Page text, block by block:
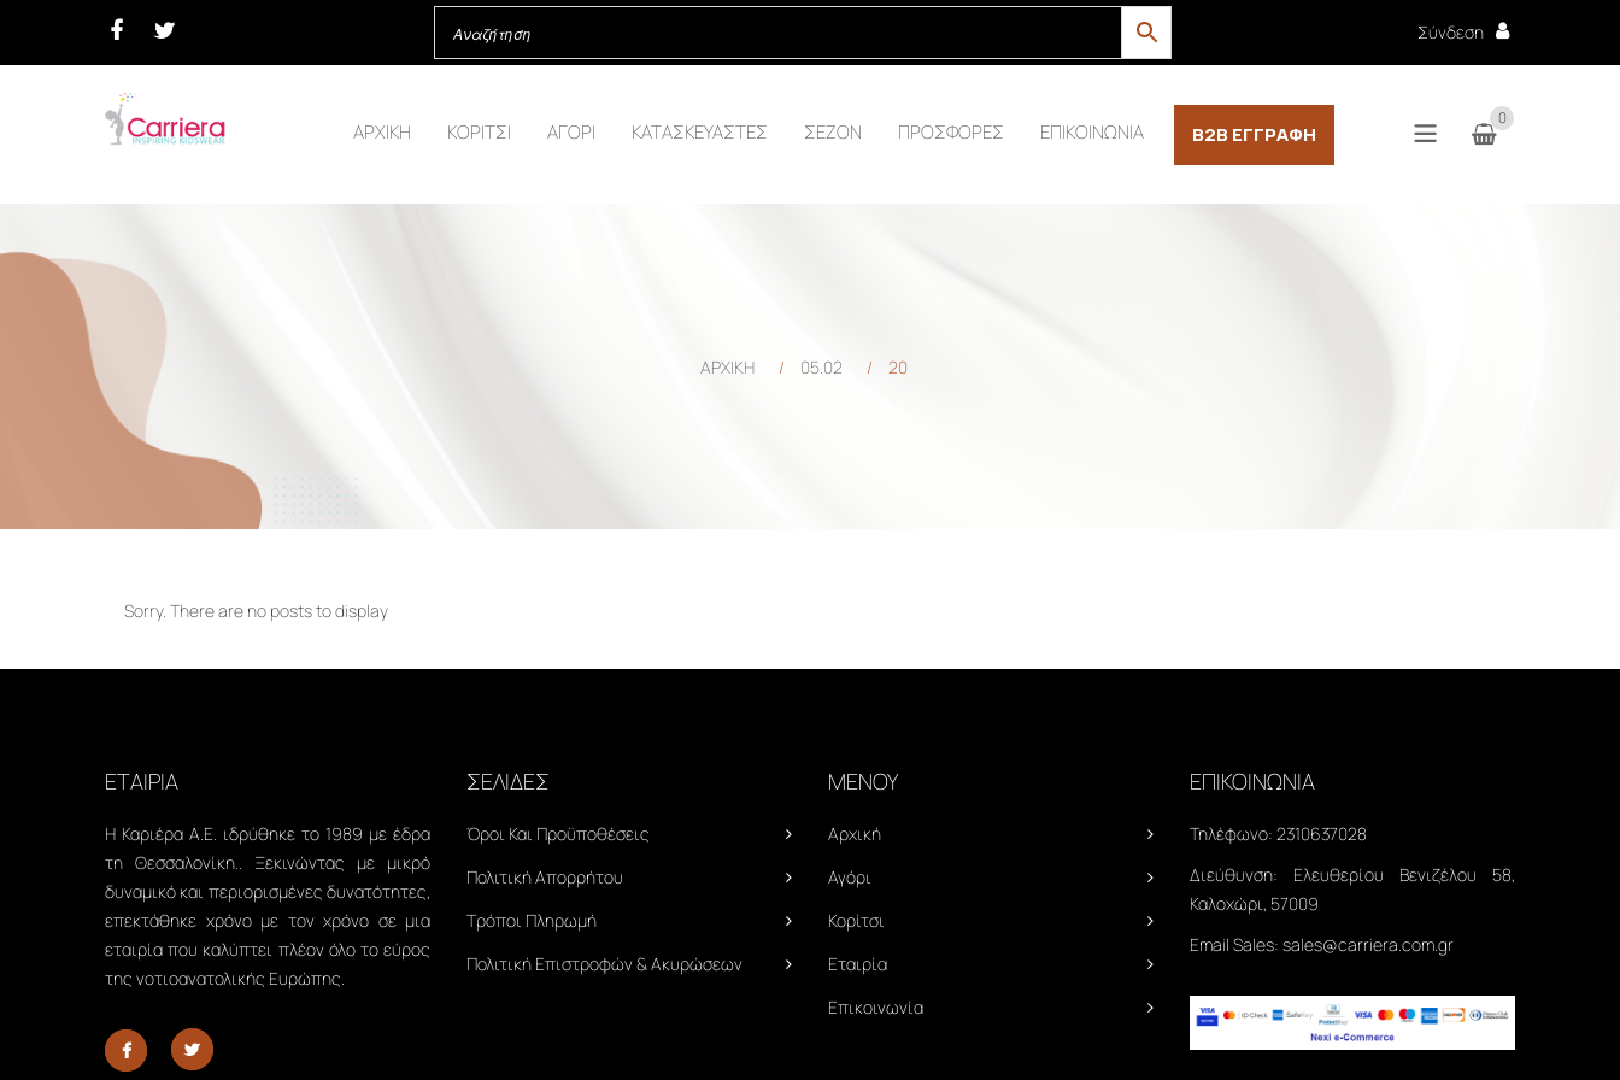
Σύνδεση
ΑΡΧΙΚΗ ΚΟΡΙΤΣΙ ΑΓΟΡΙ ΚΑΤΑΣΚΕΥΑΣΤΕΣ ΣΕΖΟΝ ΠΡΟΣΦΟΡΕΣ ΕΠΙΚΟΙΝΩΝΙΑ B2B ΕΓΓΡΑΦΉ
0
ΑΡΧΙΚΗ / 05.02 / 20
Sorry. There are no posts to display
ΕΤΑΙΡΙΑ
Η Καριέρα Α.Ε. ιδρύθηκε το 1989 με έδρα
τη Θεσσαλονίκη.. Ξεκινώντας με μικρό
δυναμικό και περιορισμένες δυνατότητες,
επεκτάθηκε χρόνο με τον χρόνο σε μια
εταιρία που καλύπτει πλέον όλο το εύρος
της νοτιοανατολικής Ευρώπης.
ΣΕΛΙΔΕΣ
Όροι Και Προϋποθέσεις
Πολιτική Απορρήτου
Τρόποι Πληρωμή
Πολιτική Επιστροφών & Ακυρώσεων
ΜΕΝΟΥ
Αρχική
Αγόρι
Κορίτσι
Εταιρία
Επικοινωνία
ΕΠΙΚΟΙΝΩΝΙΑ
Τηλέφωνο: 2310637028
Διεύθυνση: Ελευθερίου Βενιζέλου 58,
Καλοχώρι, 57009
Email Sales: sales@carriera.com.gr